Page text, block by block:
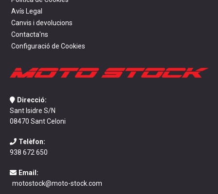
Avís Legal
Canvis i devolucions
Contacta'ns
Configuració de Cookies
Direcció:
Sant Isidre S/N
08470 Sant Celoni
Telèfon:
938 672 650
Email:
motostock@moto-stock.com